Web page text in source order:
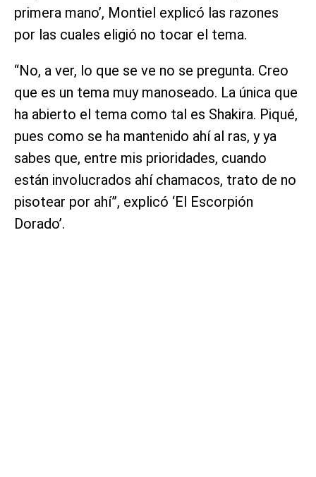
primera mano’, Montiel explicó las razones
por las cuales eligió no tocar el tema.
“No, a ver, lo que se ve no se pregunta. Creo
que es un tema muy manoseado. La única que
ha abierto el tema como tal es Shakira. Piqué,
pues como se ha mantenido ahí al ras, y ya
sabes que, entre mis prioridades, cuando
están involucrados ahí chamacos, trato de no
pisotear por ahí”, explicó ‘El Escorpión
Dorado’.